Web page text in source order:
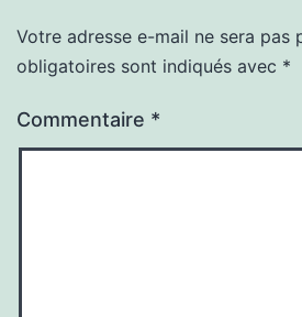
Votre adresse e-mail ne sera pas
obligatoires sont indiqués avec *
Commentaire *